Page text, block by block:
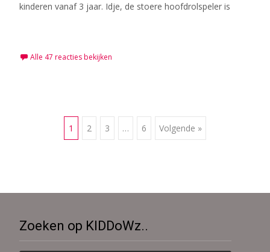
kinderen vanaf 3 jaar. Idje, de stoere hoofdrolspeler is
Alle 47 reacties bekijken
Berichten
1 2 3 … 6 Volgende »
Zoeken op KIDDoWz..
Zoek